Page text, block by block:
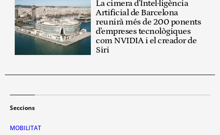
La cimera d'Intel·ligència
Artificial de Barcelona
reunirà més de 200 ponents
d'empreses tecnològiques
com NVIDIA i el creador de
Siri
Seccions
MOBILITAT